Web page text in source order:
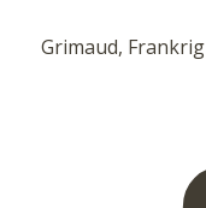
Grimaud, Frankrig